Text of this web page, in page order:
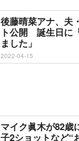
後藤晴菜アナ、夫
ト公開 誕生日に
ました」
2022-04-15
マイク眞木が82
子2ショットなど“